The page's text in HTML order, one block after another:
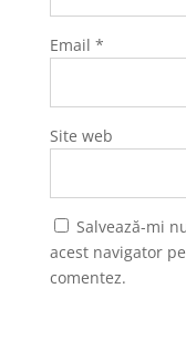
Email *
Site web
Salvează-mi
acest navigator
comentez.